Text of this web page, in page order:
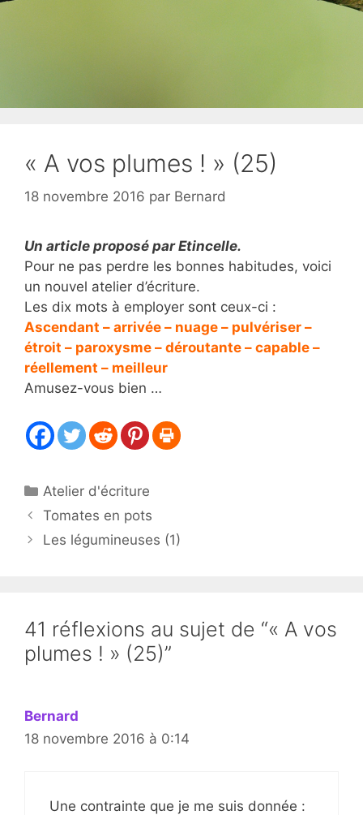
« A vos plumes ! » (25)
18 novembre 2016 par Bernard
Un article proposé par Etincelle.
Pour ne pas perdre les bonnes habitudes, voici
un nouvel atelier d’écriture.
Les dix mots à employer sont ceux-ci :
Ascendant – arrivée – nuage – pulvériser –
étroit – paroxysme – déroutante – capable –
réellement – meilleur
Amusez-vous bien …
Catégories
Atelier d'écriture
Tomates en pots
Les légumineuses (1)
41 réflexions au sujet de “« A vos
plumes ! » (25)”
Bernard
18 novembre 2016 à 0:14
Une contrainte que je me suis donnée :